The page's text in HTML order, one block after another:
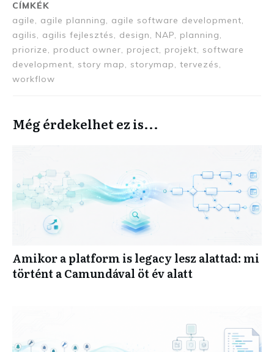
CÍMKÉK
agile, agile planning, agile software development,
agilis, agilis fejlesztés, design, NAP, planning,
priorize, product owner, project, projekt, software
development, story map, storymap, tervezés,
workflow
Még érdekelhet ez is...
Amikor a platform is legacy lesz alattad: mi
történt a Camundával öt év alatt